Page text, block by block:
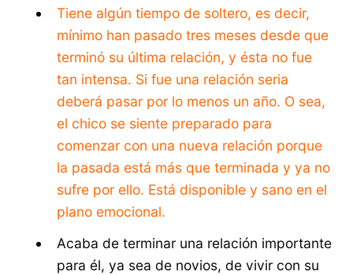
Tiene algún tiempo de soltero, es decir,
mínimo han pasado tres meses desde que
terminó su última relación, y ésta no fue
tan intensa. Si fue una relación seria
deberá pasar por lo menos un año. O sea,
el chico se siente preparado para
comenzar con una nueva relación porque
la pasada está más que terminada y ya no
sufre por ello. Está disponible y sano en el
plano emocional.
Acaba de terminar una relación importante
para él, ya sea de novios, de vivir con su